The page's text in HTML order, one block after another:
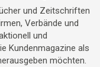
und Zeitschriften
Verbände und
und
Kundenmagazine als
möchten.